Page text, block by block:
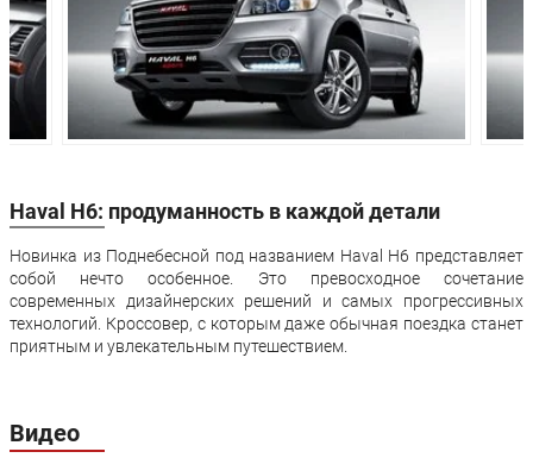
Трансмиссия: Механическая
Привод: Передний
Передняя
подвеска:
независимая
McPherson
независимая
McPherson
Передние
тормоза:
дисковые
дисковые
Задние тормоза: дисковые дисковые
Производство: Китай
Гарантия: 3 года или 100 000 км пробега
Haval H6: продуманность в каждой детали
Новинка из Поднебесной под названием Haval H6 представляет
собой нечто особенное. Это превосходное сочетание
современных дизайнерских решений и самых прогрессивных
технологий. Кроссовер, с которым даже обычная поездка станет
приятным и увлекательным путешествием.
Видео